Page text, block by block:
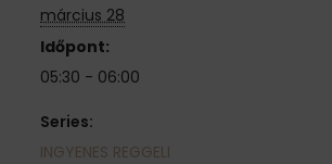
március 28
Időpont:
05:30 - 06:00
Series:
INGYENES REGGELI